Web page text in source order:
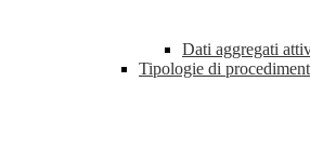
Dati aggregati
Tipologie di